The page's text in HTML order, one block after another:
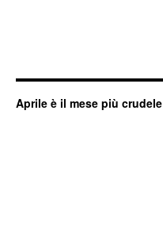
Aprile è il mese più crudele